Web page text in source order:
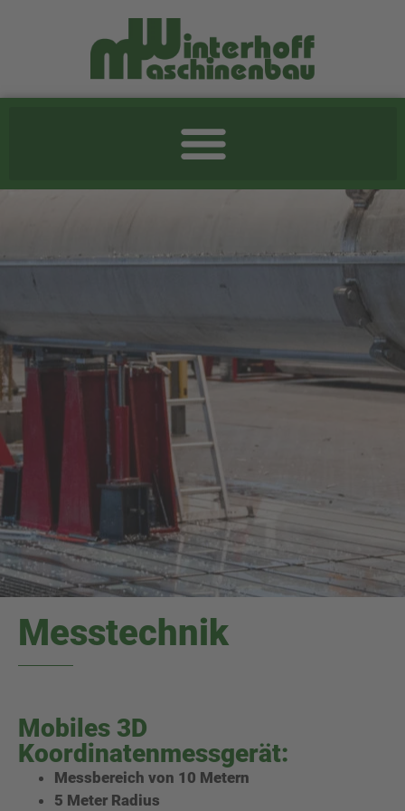
Messtechnik
Mobiles 3D
Koordinatenmessgerät:
Messbereich von 10 Metern
5 Meter Radius